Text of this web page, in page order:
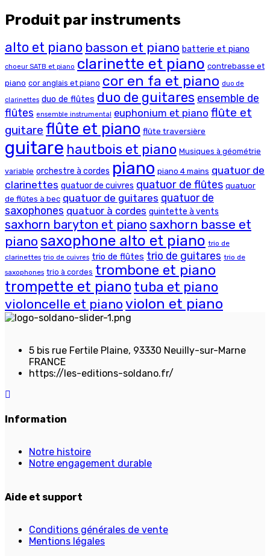
Produit par instruments
alto et piano basson et piano batterie et piano
choeur SATB et piano clarinette et piano contrebasse et
piano cor anglais et piano cor en fa et piano duo de
clarinettes duo de flûtes duo de guitares ensemble de
flûtes ensemble instrumental euphonium et piano flûte et
guitare flûte et piano flûte traversière
guitare hautbois et piano Musiques à géométrie
variable orchestre à cordes piano piano 4 mains quatuor de
clarinettes quatuor de cuivres quatuor de flûtes quatuor
de flûtes à bec quatuor de guitares quatuor de
saxophones quatuor à cordes quintette à vents
saxhorn baryton et piano saxhorn basse et
piano saxophone alto et piano trio de
clarinettes trio de cuivres trio de flûtes trio de guitares trio de
saxophones trio à cordes trombone et piano
trompette et piano tuba et piano
violoncelle et piano violon et piano
5 bis rue Fertile Plaine, 93330 Neuilly-sur-Marne
FRANCE
https://les-editions-soldano.fr/
Information
Notre histoire
Notre engagement durable
Aide et support
Conditions générales de vente
Mentions légales